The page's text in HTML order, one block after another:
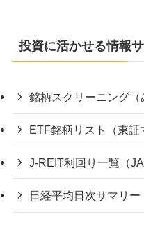
投資に活かせる情報
銘柄スクリーニング（
ETF銘柄リスト（東証
J-REIT利回り一覧（
日経平均日次サマリー